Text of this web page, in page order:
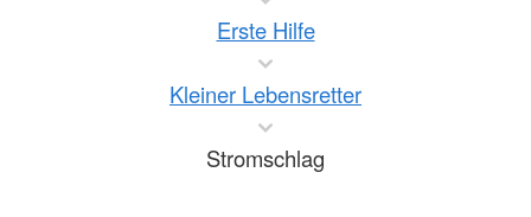
Erste Hilfe
Kleiner Lebensretter
Stromschlag